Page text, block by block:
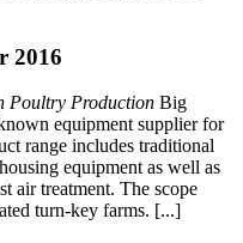
2016
Poultry Production Big
equipment supplier for
range includes traditional
equipment as well as
air treatment. The scope
turn-key farms. [...]